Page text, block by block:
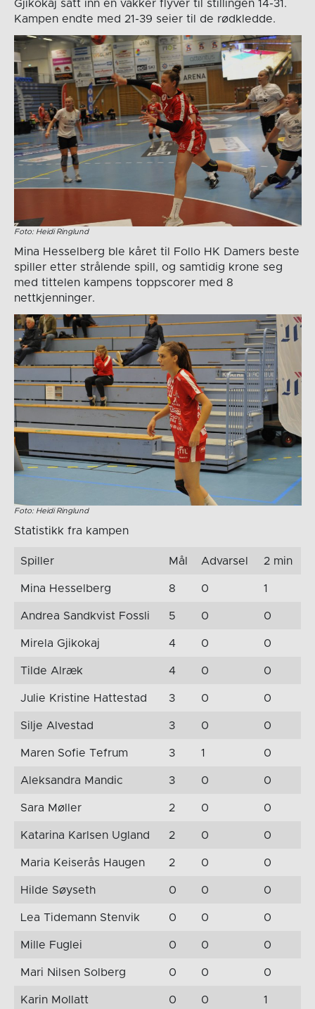
Gjikokaj satt inn en vakker flyver til stillingen 14-31.
Kampen endte med 21-39 seier til de rødkledde.
Foto: Heidi Ringlund
Mina Hesselberg ble kåret til Follo HK Damers beste
spiller etter strålende spill, og samtidig krone seg
med tittelen kampens toppscorer med 8
nettkjenninger.
Foto: Heidi Ringlund
Statistikk fra kampen
Spiller Mål Advarsel 2 min
Mina Hesselberg 8 0 1
Andrea Sandkvist Fossli 5 0 0
Mirela Gjikokaj 4 0 0
Tilde Alræk 4 0 0
Julie Kristine Hattestad 3 0 0
Silje Alvestad 3 0 0
Maren Sofie Tefrum 3 1 0
Aleksandra Mandic 3 0 0
Sara Møller 2 0 0
Katarina Karlsen Ugland 2 0 0
Maria Keiserås Haugen 2 0 0
Hilde Søyseth 0 0 0
Lea Tidemann Stenvik 0 0 0
Mille Fuglei 0 0 0
Mari Nilsen Solberg 0 0 0
Karin Mollatt 0 0 1